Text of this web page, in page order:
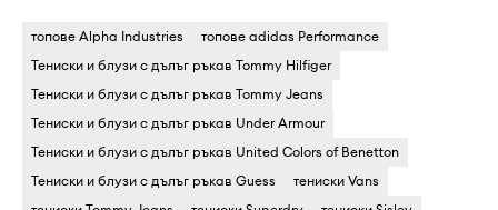
топове Alpha Industries
топове adidas Performance
Тениски и блузи с дълъг ръкав Tommy Hilfiger
Тениски и блузи с дълъг ръкав Tommy Jeans
Тениски и блузи с дълъг ръкав Under Armour
Тениски и блузи с дълъг ръкав United Colors of Benetton
Тениски и блузи с дълъг ръкав Guess
тениски Vans